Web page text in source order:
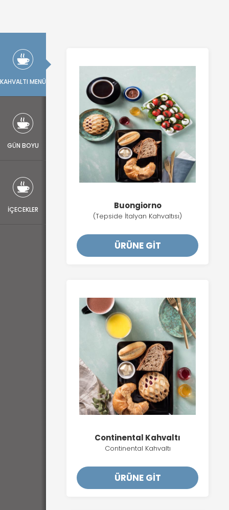
KAHVALTI MENÜ
GÜN BOYU
İÇECEKLER Buongiorno
(Tepside İtalyan Kahvaltısı)
ÜRÜNE GİT
Continental Kahvaltı
Continental Kahvaltı
ÜRÜNE GİT